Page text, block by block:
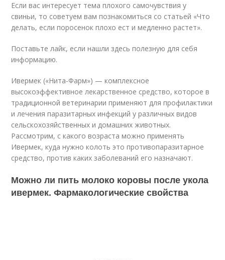
Если вас интересует тема плохого самочувствия у
свиньи, то советуем вам познакомиться со статьей «Что
делать, если поросенок плохо ест и медленно растет».
Поставьте лайк, если нашли здесь полезную для себя
информацию.
Ивермек («Нита-Фарм») — комплексное
высокоэффективное лекарственное средство, которое в
традиционной ветеринарии применяют для профилактики
и лечения паразитарных инфекций у различных видов
сельскохозяйственных и домашних животных.
Рассмотрим, с какого возраста можно применять
Ивермек, куда нужно колоть это противопаразитарное
средство, против каких заболеваний его назначают.
Можно ли пить молоко коровы после укола
ивермек. Фармакологические свойства